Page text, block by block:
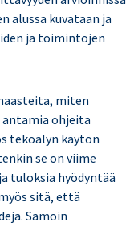
alussa kuvataan ja
ja toimintojen
miten
ohjeita
tekoälyn käytön
se on viime
tuloksia hyödyntää
sitä, että
Samoin